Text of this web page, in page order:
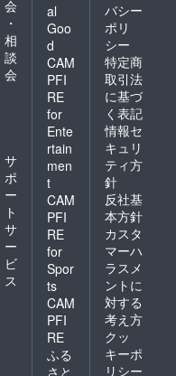
会
・
相
談
会
サ
ポ
ー
ト
サ
ー
ビ
ス
al
Goo
d
CAM
PFI
RE
for
Ente
rtain
men
t
CAM
PFI
RE
for
Spor
ts
CAM
PFI
RE
ふる
さと
バシー
ポリ
シー
特定商
取引法
に基づ
く表記
情報セ
キュリ
ティ方
針
反社基
本方針
カスタ
マーハ
ラスメ
ントに
対する
考え方
クッ
キーポ
リシー